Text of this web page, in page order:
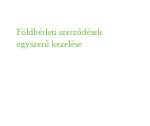
Földbérleti szerződések
egyszerű kezelése